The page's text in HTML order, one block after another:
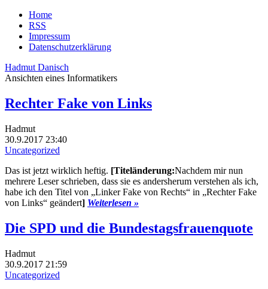
Home
RSS
Impressum
Datenschutzerklärung
Hadmut Danisch
Ansichten eines Informatikers
Rechter Fake von Links
Hadmut
30.9.2017 23:40
Uncategorized
Das ist jetzt wirklich heftig. [Titeländerung:Nachdem mir nun
mehrere Leser schrieben, dass sie es andersherum verstehen als ich,
habe ich den Titel von „Linker Fake von Rechts“ in „Rechter Fake
von Links“ geändert] Weiterlesen »
Die SPD und die Bundestagsfrauenquote
Hadmut
30.9.2017 21:59
Uncategorized